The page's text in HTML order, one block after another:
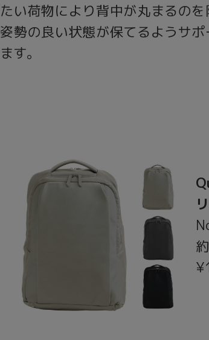
たい荷物により背中が丸まるのを
姿勢の良い状態が保てるようサポ
ます。